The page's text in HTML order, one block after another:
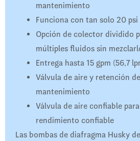
mantenimiento
Funciona con tan solo 20 psi
Opción de colector dividido
múltiples fluidos sin
Entrega hasta 15 gpm (56,7
Válvula de aire y retención
mantenimiento
Válvula de aire confiable
rendimiento confiable
Las bombas de diafragma Husky